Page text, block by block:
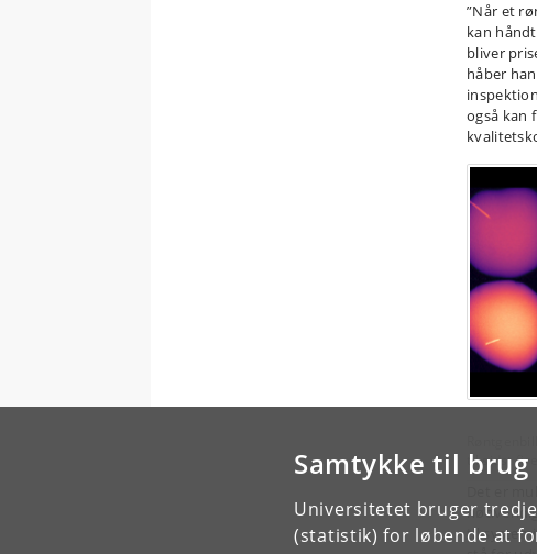
Samtykke til
Universitetet bruger
(statistik) for løbende at
”Når et
kan
bliver
håber
også kan
til sidst
til